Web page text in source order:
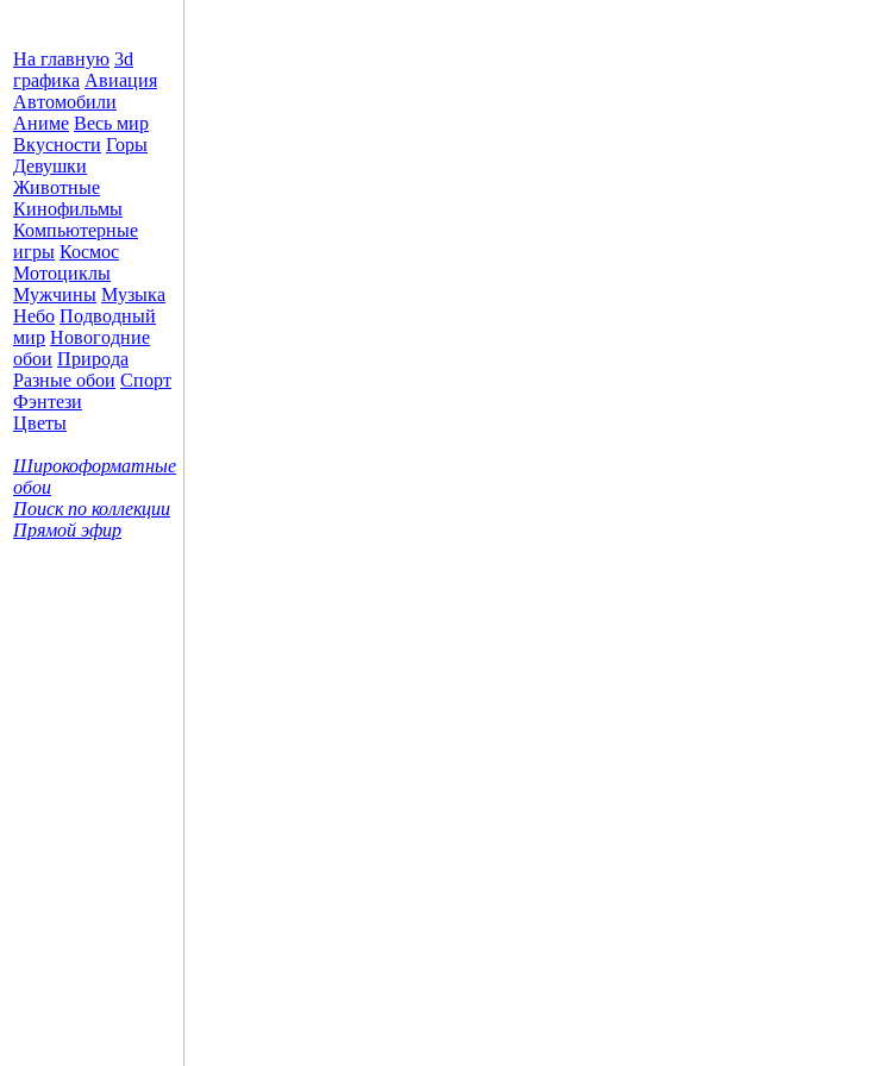
На главную 3d
графика Авиация
Автомобили
Аниме Весь мир
Вкусности Горы
Девушки
Животные
Кинофильмы
Компьютерные
игры Космос
Мотоциклы
Мужчины Музыка
Небо Подводный
мир Новогодние
обои Природа
Разные обои Спорт
Фэнтези
Цветы
Широкоформатные
обои
Поиск по коллекции
Прямой эфир